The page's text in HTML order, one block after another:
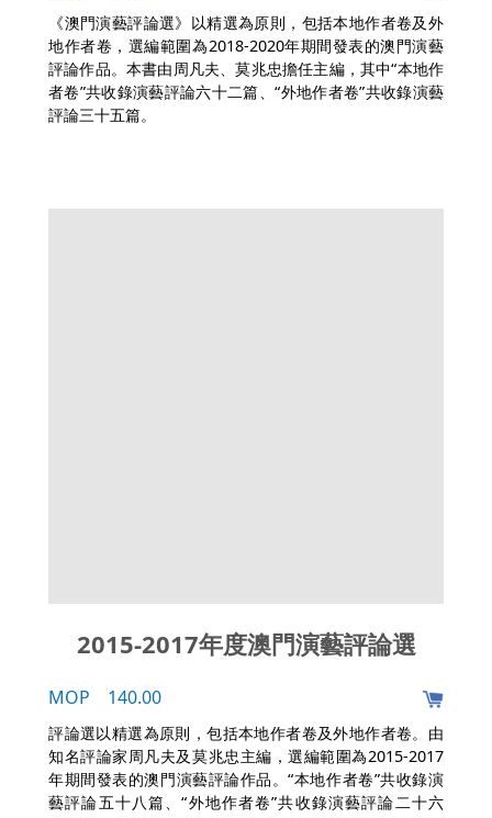
《澳門演藝評論選》以精選為原則，包括本地作者卷及外
地作者卷，選編範圍為2018-2020年期間發表的澳門演藝
評論作品。本書由周凡夫、莫兆忠擔任主編，其中“本地作
者卷”共收錄演藝評論六十二篇、“外地作者卷”共收錄演藝
評論三十五篇。
2015-2017年度澳門演藝評論選
MOP 140.00
評論選以精選為原則，包括本地作者卷及外地作者卷。由
知名評論家周凡夫及莫兆忠主編，選編範圍為2015-2017
年期間發表的澳門演藝評論作品。“本地作者卷”共收錄演
藝評論五十八篇、“外地作者卷”共收錄演藝評論二十六